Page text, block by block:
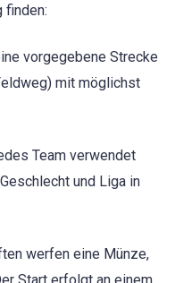
finden:
vorgegebene Strecke
mit möglichst
Team verwendet
und Liga in
werfen eine Münze,